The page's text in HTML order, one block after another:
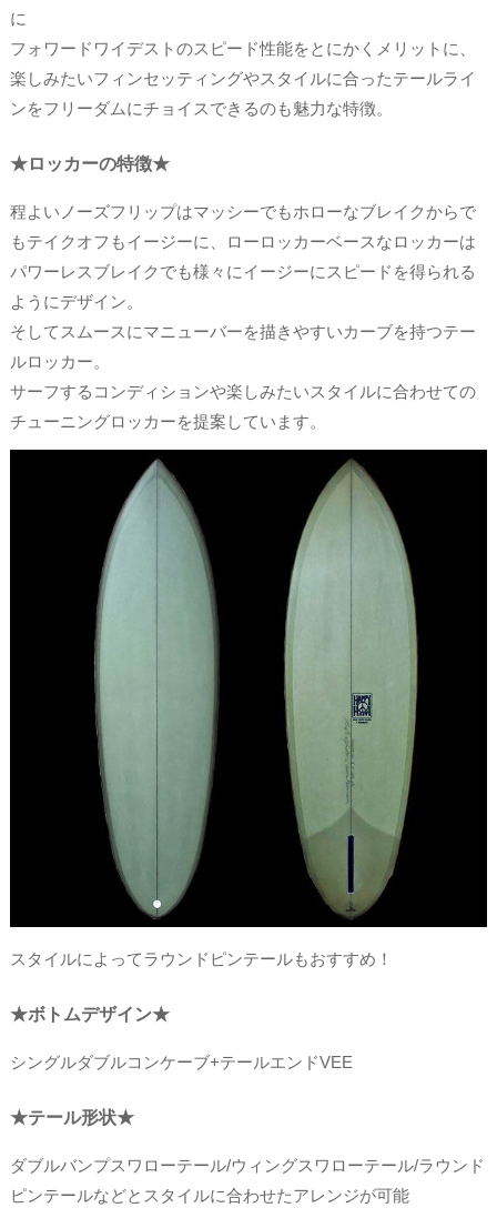
に
フォワードワイデストのスピード性能をとにかくメリットに、
楽しみたいフィンセッティングやスタイルに合ったテールライ
ンをフリーダムにチョイスできるのも魅力な特徴。
★ロッカーの特徴★
程よいノーズフリップはマッシーでもホローなブレイクからで
もテイクオフもイージーに、ローロッカーベースなロッカーは
パワーレスブレイクでも様々にイージーにスピードを得られる
ようにデザイン。
そしてスムースにマニューバーを描きやすいカーブを持つテー
ルロッカー。
サーフするコンディションや楽しみたいスタイルに合わせての
チューニングロッカーを提案しています。
スタイルによってラウンドピンテールもおすすめ！
★ボトムデザイン★
シングルダブルコンケーブ+テールエンドVEE
★テール形状★
ダブルバンプスワローテール/ウィングスワローテール/ラウンド
ピンテールなどとスタイルに合わせたアレンジが可能